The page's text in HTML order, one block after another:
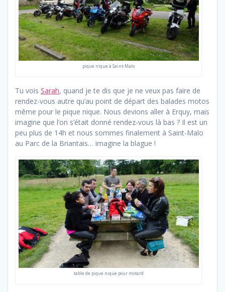
pique nique à Saint-Malo
Tu vois Sarah, quand je te dis que je ne veux pas faire de
rendez-vous autre qu’au point de départ des balades motos
même pour le pique nique. Nous devions aller à Erquy, mais
imagine que l’on s’était donné rendez-vous là bas ? Il est un
peu plus de 14h et nous sommes finalement à Saint-Malo
au Parc de la Briantais… imagine la blague !
table de pique nique pour motard